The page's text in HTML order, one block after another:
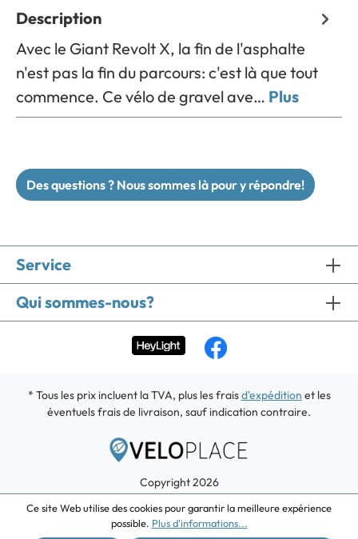
Description
Avec le Giant Revolt X, la fin de l'asphalte
n'est pas la fin du parcours: c'est là que tout
commence. Ce vélo de gravel ave… Plus
Des questions ? Nous sommes là pour y répondre!
Service
Qui sommes-nous?
* Tous les prix incluent la TVA, plus les fraisd'expédition et les
éventuels frais de livraison, sauf indication contraire.
Copyright 2026
Ce site Web utilise des cookies pour garantir la meilleure expérience
possible. Plus d'informations...